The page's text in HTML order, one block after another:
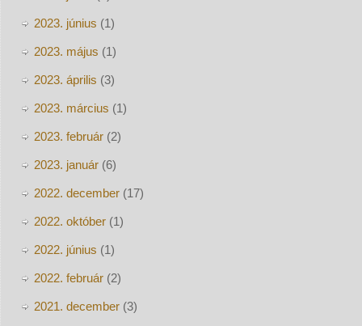
2023. június (1)
2023. május (1)
2023. április (3)
2023. március (1)
2023. február(2)
2023. január(6)
2022. december(17)
2022. október(1)
2022. június (1)
2022. február(2)
2021. december(3)